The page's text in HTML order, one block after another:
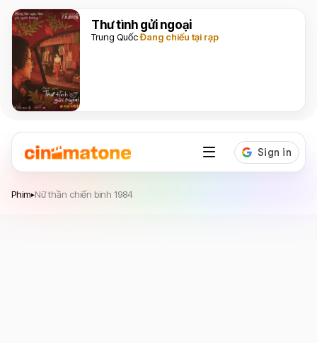
Thư tình gửi ngoại
Trung QuốcĐang chiếu tại rạp
Phim▸Nữ thần chiến binh 1984